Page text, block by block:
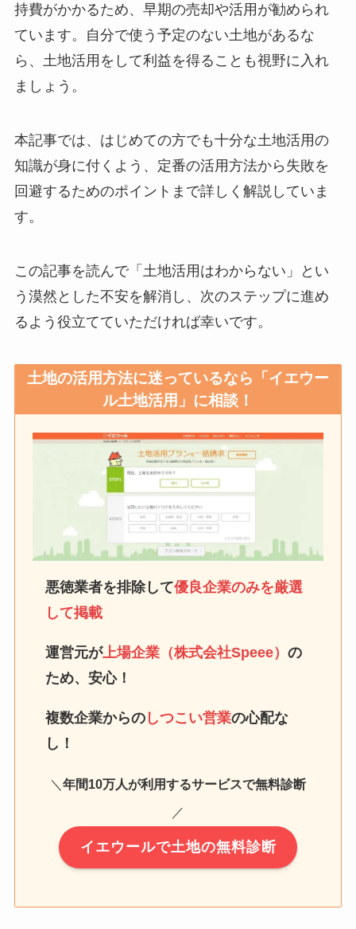
持費がかかるため、早期の売却や活用が勧められ
ています。自分で使う予定のない土地があるな
ら、土地活用をして利益を得ることも視野に入れ
ましょう。
本記事では、はじめての方でも十分な土地活用の
知識が身に付くよう、定番の活用方法から失敗を
回避するためのポイントまで詳しく解説していま
す。
この記事を読んで「土地活用はわからない」とい
う漠然とした不安を解消し、次のステップに進め
るよう役立てていただければ幸いです。
土地の活用方法に迷っているなら「イエウー
ル土地活用」に相談！
悪徳業者を排除して優良企業のみを厳選
して掲載
運営元が上場企業（株式会社Speee）の
ため、安心！
複数企業からの しつこい営業の心配な
し！
＼ 年間10万人が利用するサービスで無料診断
／
イエウールで土地の無料診断